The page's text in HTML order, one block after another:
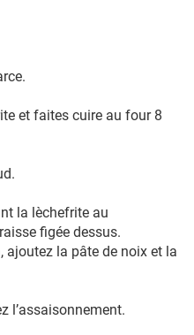
et faites cuire au four 8
la lèchefrite au
figée dessus.
ajoutez la pâte de noix et la
l’assaisonnement.